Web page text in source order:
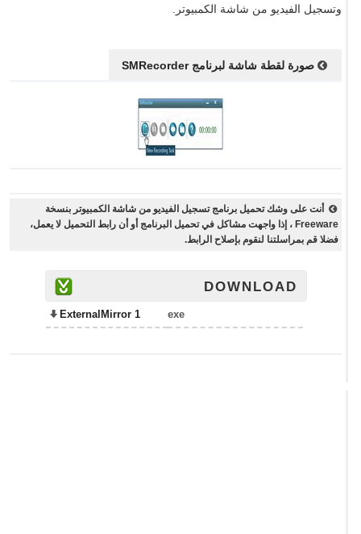
وتسجيل الفيديو من شاشة الكمبيوتر.
صورة لقطة شاشة لبرنامج SMRecorder
أنت على وشك تحميل برنامج تسجيل الفيديو من شاشة الكمبيوتر بنسخة
Freeware ، إذا واجهت مشاكل في تحميل البرنامج أو أن رابط التحميل لا يعمل،
فضلا قم بمراسلتنا لنقوم بإصلاح الرابط.
DOWNLOAD
exe
ExternalMirror 1